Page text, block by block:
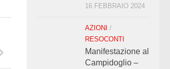
16 FEBBRAIO 2024
AZIONI /
RESOCONTI
Manifestazione al
Campidoglio –